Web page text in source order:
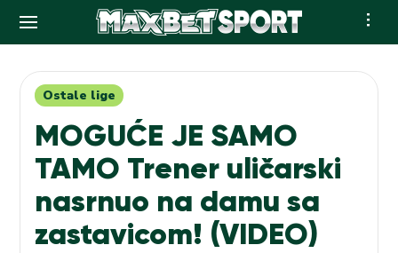
contentOstale lige
MOGUĆE JE SAMO
TAMO Trener uličarski
nasrnuo na damu sa
zastavicom! (VIDEO)